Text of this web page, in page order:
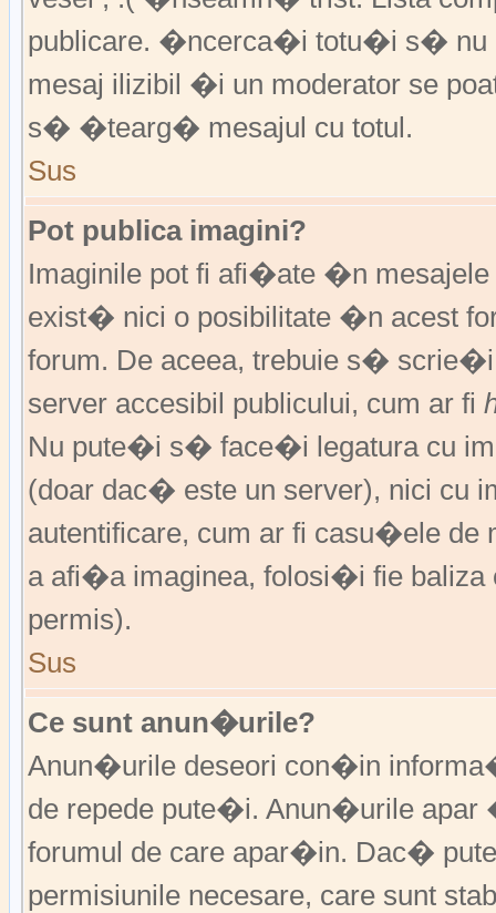
publicare. �ncerca�i totu�i s� nu
mesaj ilizibil �i un moderator se
s� �tearg� mesajul cu totul.
Sus
Pot publica imagini?
Imaginile pot fi afi�ate �n
exist� nici o posibilitate �n acest
forum. De aceea, trebuie s�
server accesibil publicului, cum ar fi
Nu pute�i s� face�i legatura cu
(doar dac� este un server), nici cu
autentificare, cum ar fi casu�ele de
a afi�a imaginea, folosi�i fie baliza
permis).
Sus
Ce sunt anun�urile?
Anun�urile deseori con�in
de repede pute�i. Anun�urile
forumul de care apar�in. Dac�
permisiunile necesare, care sunt